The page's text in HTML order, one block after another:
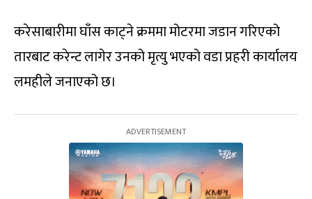
करेसाबारीमा घाँस काट्ने क्रममा मोटरमा जडान गरिएको
तारबाट करेन्ट लागेर उनको मृत्यु भएको वडा प्रहरी कार्यालय
लमहीले जनाएको छ।